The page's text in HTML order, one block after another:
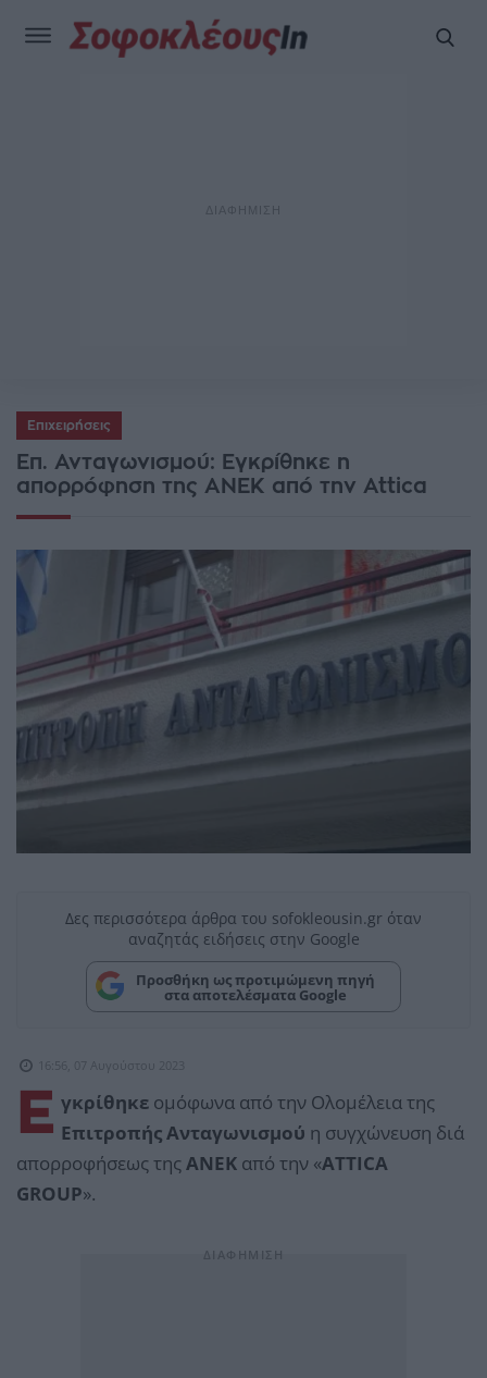
Επιχειρήσεις
Επ. Ανταγωνισμού: Εγκρίθηκε η
απορρόφηση της ΑΝΕΚ από την Attica
Δες περισσότερα άρθρα του sofokleousin.gr όταν
αναζητάς ειδήσεις στην Google
Προσθήκη ως προτιμώμενη πηγή
στα αποτελέσματα Google
16:56, 07 Αυγούστου 2023
Ε γκρίθηκε ομόφωνα από την Ολομέλεια της
Επιτροπής Ανταγωνισμού η συγχώνευση διά
απορροφήσεως της ΑΝΕΚ από την «ATTICA
GROUP».